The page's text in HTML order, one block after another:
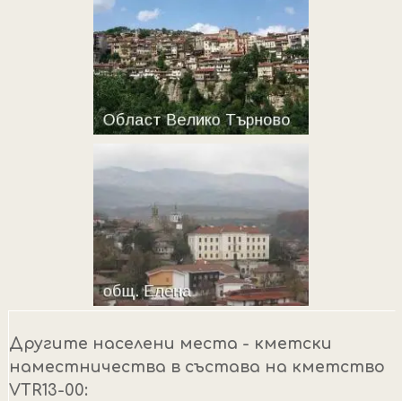
Другите населени места - кметски
наместничества в състава на кметство
VTR13-00: